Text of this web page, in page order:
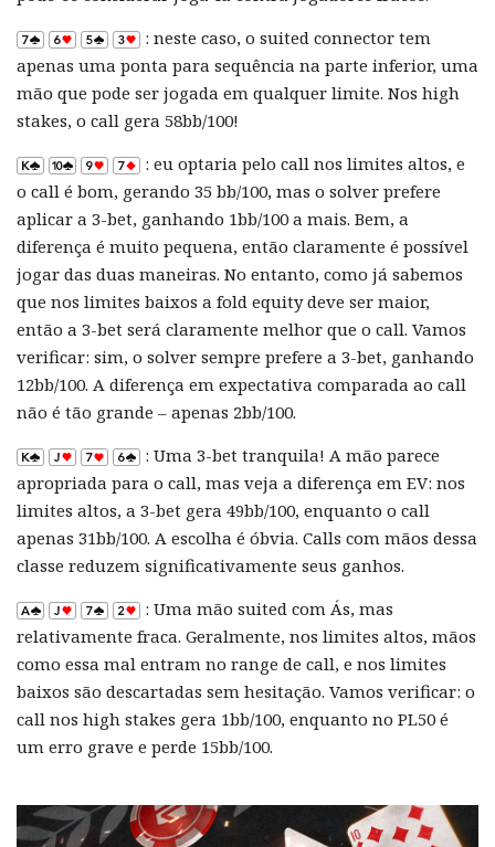
: neste caso, o suited connector tem
apenas uma ponta para sequência na parte inferior, uma
mão que pode ser jogada em qualquer limite. Nos high
stakes, o call gera 58bb/100!
: eu optaria pelo call nos limites altos, e
o call é bom, gerando 35 bb/100, mas o solver prefere
aplicar a 3-bet, ganhando 1bb/100 a mais. Bem, a
diferença é muito pequena, então claramente é possível
jogar das duas maneiras. No entanto, como já sabemos
que nos limites baixos a fold equity deve ser maior,
então a 3-bet será claramente melhor que o call. Vamos
verificar: sim, o solver sempre prefere a 3-bet, ganhando
12bb/100. A diferença em expectativa comparada ao call
não é tão grande – apenas 2bb/100.
: Uma 3-bet tranquila! A mão parece
apropriada para o call, mas veja a diferença em EV: nos
limites altos, a 3-bet gera 49bb/100, enquanto o call
apenas 31bb/100. A escolha é óbvia. Calls com mãos dessa
classe reduzem significativamente seus ganhos.
: Uma mão suited com Ás, mas
relativamente fraca. Geralmente, nos limites altos, mãos
como essa mal entram no range de call, e nos limites
baixos são descartadas sem hesitação. Vamos verificar: o
call nos high stakes gera 1bb/100, enquanto no PL50 é
um erro grave e perde 15bb/100.